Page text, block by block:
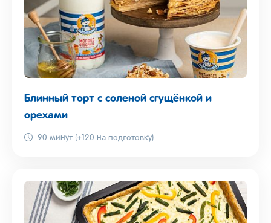
Блинный торт с соленой сгущёнкой и
орехами
90 минут (+120 на подготовку)